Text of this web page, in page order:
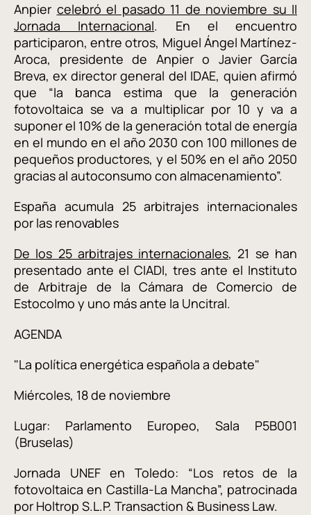
Anpier celebró el pasado 11 de noviembre su II
Jornada Internacional. En el encuentro
participaron, entre otros, Miguel Ángel Martínez-
Aroca, presidente de Anpier o Javier García
Breva, ex director general del IDAE, quien afirmó
que “la banca estima que la generación
fotovoltaica se va a multiplicar por 10 y va a
suponer el 10% de la generación total de energía
en el mundo en el año 2030 con 100 millones de
pequeños productores, y el 50% en el año 2050
gracias al autoconsumo con almacenamiento”.
España acumula 25 arbitrajes internacionales
por las renovables
De los 25 arbitrajes internacionales, 21 se han
presentado ante el CIADI, tres ante el Instituto
de Arbitraje de la Cámara de Comercio de
Estocolmo y uno más ante la Uncitral.
AGENDA
"La política energética española a debate"
Miércoles, 18 de noviembre
Lugar: Parlamento Europeo, Sala P5B001
(Bruselas)
Jornada UNEF en Toledo: “Los retos de la
fotovoltaica en Castilla-La Mancha”, patrocinada
por Holtrop S.L.P. Transaction & Business Law.